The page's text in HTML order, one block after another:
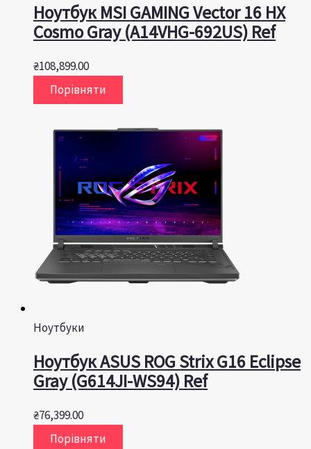
Ноутбук MSI GAMING Vector 16 HX
Cosmo Gray (A14VHG-692US) Ref
₴108,899.00
Порівняти
Ноутбуки
Ноутбук ASUS ROG Strix G16 Eclipse
Gray (G614JI-WS94) Ref
₴76,399.00
Порівняти